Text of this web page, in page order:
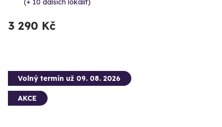
(+ 10 dalších lokalit)
3 290 Kč
Volný termín už 09. 08. 2026
AKCE